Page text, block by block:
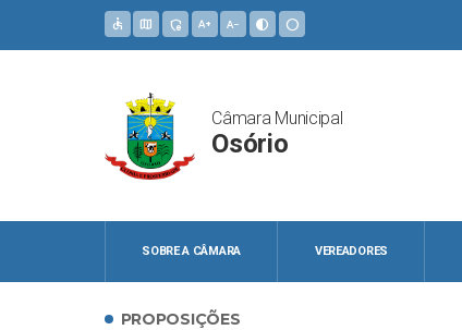
accessible map admin_panel_settings text_increase text_decrease contrast circle
Câmara Municipal
Osório
SOBRE A CÂMARA VEREADORES
PROPOSIÇÕES